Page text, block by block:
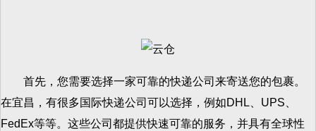
首先，您需要选择一家可靠的快递公司来寄送您的包裹。
在宜昌，有很多国际快递公司可以选择，例如DHL、UPS、
FedEx等等。这些公司都提供快速可靠的服务，并具有全球性